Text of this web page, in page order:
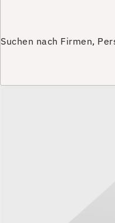
Suchen nach Firmen,